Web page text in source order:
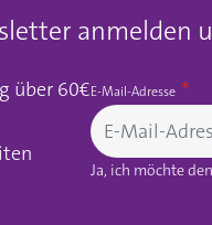
anmelden
über 60€E-Mail-Adresse
Ja, ich möchte